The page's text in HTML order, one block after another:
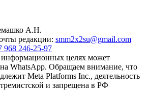
А.Н.
редакции: smm2x2su@gmail.com
968 246-25-97
информационных целях может
на WhatsApp. Обращаем внимание, что
Meta Platforms Inc., деятельность
и запрещена в РФ